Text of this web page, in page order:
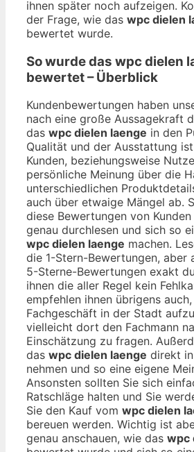
ihnen später noch aufzeigen.
der Frage, wie das wpc dielen
bewertet wurde.
So wurde das wpc dielen
bewertet – Überblick
Kundenbewertungen haben
nach eine große Aussagekraft
das wpc dielen laenge in den
Qualität und der Ausstattung
Kunden, beziehungsweise
persönliche Meinung über die
unterschiedlichen
auch über etwaige Mängel ab.
diese Bewertungen von
genau durchlesen und sich so
wpc dielen laenge machen.
die 1-Stern-Bewertungen, aber
5-Sterne-Bewertungen exakt
ihnen die aller Regel kein
empfehlen ihnen übrigens
Fachgeschäft in der Stadt
vielleicht dort den Fachmann
Einschätzung zu fragen.
das wpc dielen laenge direkt
nehmen und so eine eigene
Ansonsten sollten Sie sich
Ratschläge halten und Sie
Sie den Kauf vom wpc dielen
bereuen werden. Wichtig ist
genau anschauen, wie das wpc